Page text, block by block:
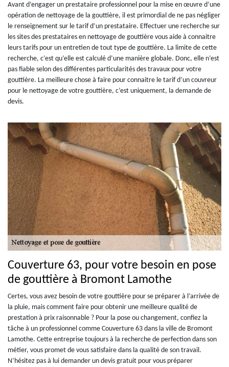
Avant d’engager un prestataire professionnel pour la mise en œuvre d’une
opération de nettoyage de la gouttière, il est primordial de ne pas négliger
le renseignement sur le tarif d’un prestataire. Effectuer une recherche sur
les sites des prestataires en nettoyage de gouttière vous aide à connaitre
leurs tarifs pour un entretien de tout type de gouttière. La limite de cette
recherche, c’est qu’elle est calculé d’une manière globale. Donc, elle n’est
pas fiable selon des différentes particularités des travaux pour votre
gouttière. La meilleure chose à faire pour connaitre le tarif d’un couvreur
pour le nettoyage de votre gouttière, c’est uniquement, la demande de
devis.
Couverture 63, pour votre besoin en pose
de gouttière à Bromont Lamothe
Certes, vous avez besoin de votre gouttière pour se préparer à l’arrivée de
la pluie, mais comment faire pour obtenir une meilleure qualité de
prestation à prix raisonnable ? Pour la pose ou changement, confiez la
tâche à un professionnel comme Couverture 63 dans la ville de Bromont
Lamothe. Cette entreprise toujours à la recherche de perfection dans son
métier, vous promet de vous satisfaire dans la qualité de son travail.
N’hésitez pas à lui demander un devis gratuit pour vous préparer